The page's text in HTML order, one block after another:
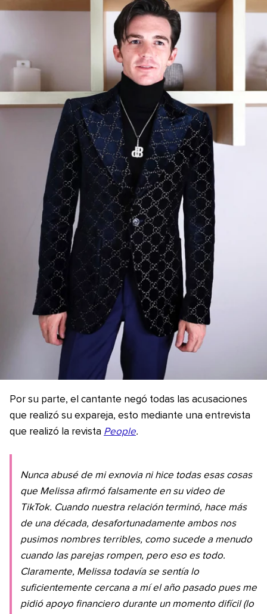
Por su parte, el cantante negó todas las acusaciones
que realizó su expareja, esto mediante una entrevista
que realizó la revista People.
Nunca abusé de mi exnovia ni hice todas esas cosas
que Melissa afirmó falsamente en su video de
TikTok. Cuando nuestra relación terminó, hace más
de una década, desafortunadamente ambos nos
pusimos nombres terribles, como sucede a menudo
cuando las parejas rompen, pero eso es todo.
Claramente, Melissa todavía se sentía lo
suficientemente cercana a mí el año pasado pues me
pidió apoyo financiero durante un momento difícil (lo